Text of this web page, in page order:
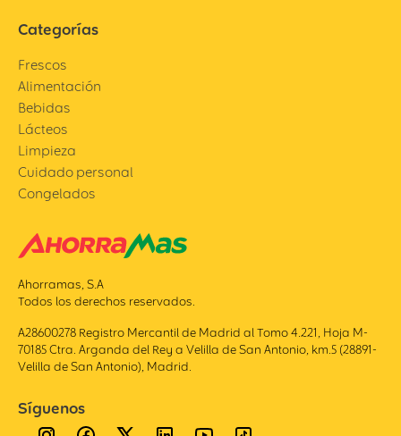
Categorías
Frescos
Alimentación
Bebidas
Lácteos
Limpieza
Cuidado personal
Congelados
Ahorramas, S.A
Todos los derechos reservados.
A28600278 Registro Mercantil de Madrid al Tomo 4.221, Hoja M-
70185 Ctra. Arganda del Rey a Velilla de San Antonio, km.5 (28891-
Velilla de San Antonio), Madrid.
Síguenos